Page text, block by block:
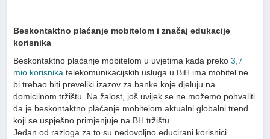
Beskontaktno plaćanje mobitelom i značaj edukacije
korisnika
Beskontaktno plaćanje mobitelom u uvjetima kada preko3,7
mio korisnika telekomunikacijskih usluga u BiH ima mobitel ne
bi trebao biti preveliki izazov za banke koje djeluju na
domicilnom tržištu. Na žalost, još uvijek se ne možemo pohvaliti
da je beskontaktno plaćanje mobitelom aktualni globalni trend
koji se uspješno primjenjuje na BH tržištu.
Jedan od razloga za to su nedovoljno educirani korisnici